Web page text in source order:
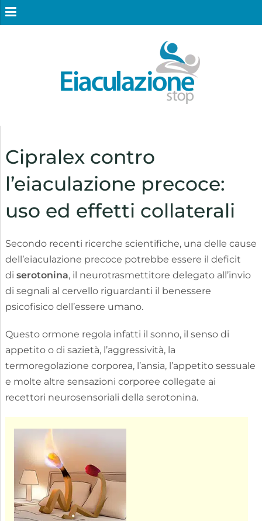
Cipralex contro
l’eiaculazione precoce:
uso ed effetti collaterali
Secondo recenti ricerche scientifiche, una delle cause
dell’eiaculazione precoce potrebbe essere il deficit
di serotonina, il neurotrasmettitore delegato all’invio
di segnali al cervello riguardanti il benessere
psicofisico dell’essere umano.
Questo ormone regola infatti il sonno, il senso di
appetito o di sazietà, l’aggressività, la
termoregolazione corporea, l’ansia, l’appetito sessuale
e molte altre sensazioni corporee collegate ai
recettori neurosensoriali della serotonina.